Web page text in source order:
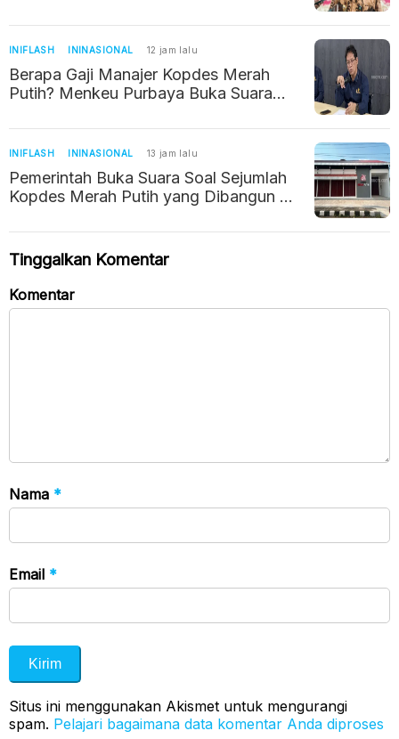
INIFLASH ININASIONAL 12 jam lalu
Berapa Gaji Manajer Kopdes Merah
Putih? Menkeu Purbaya Buka Suara
INIFLASH ININASIONAL 13 jam lalu
Pemerintah Buka Suara Soal Sejumlah
Kopdes Merah Putih yang Dibangun di
Tinggalkan Komentar
Komentar
Nama *
Email *
Situs ini menggunakan Akismet untuk mengurangi
spam. Pelajari bagaimana data komentar Anda diproses